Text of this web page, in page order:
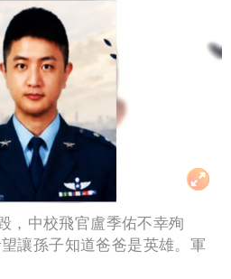
，中校飛官盧季佑不幸殉
讓孫子知道爸爸是英雄。軍